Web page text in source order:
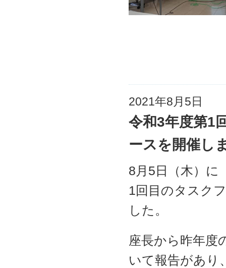
2021年8月5日
令和3年度第1
ースを開催し
8月5日（木）に
1回目のタスク
した。
座長から昨年度
いて報告があり